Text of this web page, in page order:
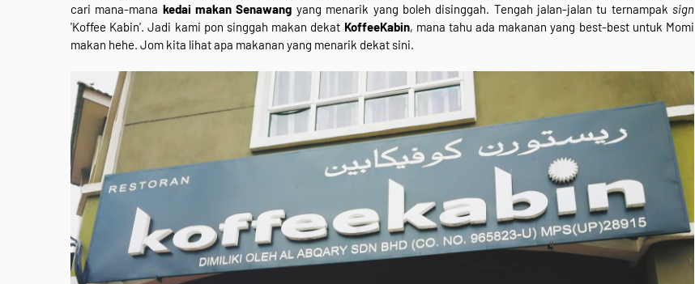
cari mana-mana kedai makan Senawang yang menarik yang boleh disinggah. Tengah jalan-jalan tu ternampaksign
'Koffee Kabin'. Jadi kami pon singgah makan dekat KoffeeKabin, mana tahu ada makanan yang best-best untuk Momi
makan hehe. Jom kita lihat apa makanan yang menarik dekat sini.